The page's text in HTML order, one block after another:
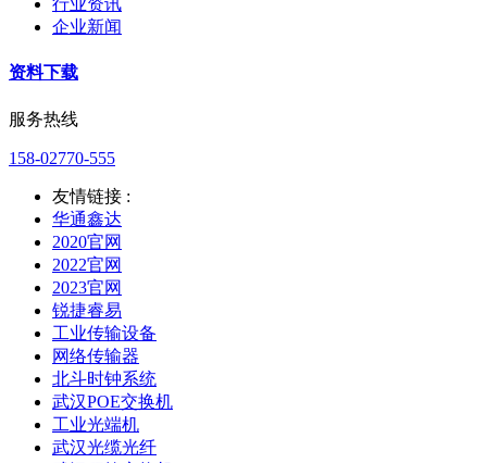
行业资讯
企业新闻
资料下载
服务热线
158-02770-555
友情链接 :
华通鑫达
2020官网
2022官网
2023官网
锐捷睿易
工业传输设备
网络传输器
北斗时钟系统
武汉POE交换机
工业光端机
武汉光缆光纤